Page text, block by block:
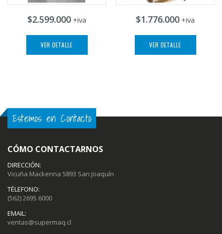
$2.599.000 +iva
VER DETALLE
$1.776.000 +iva
VER DETALLE
Estemos en Contacto
CÓMO CONTACTARNOS
DIRECCIÓN:
Vicuña Mackenna 5893 San Joaquín
TÉLEFONO:
(562) 2695 6000
EMAIL:
ventas@supermaq.cl